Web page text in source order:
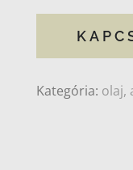
Kategória: olaj,